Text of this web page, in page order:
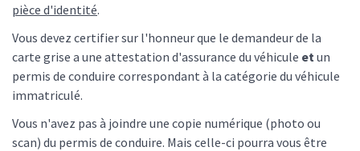
pièce d'identité.
Vous devez certifier sur l'honneur que le demandeur de la
carte grise a une attestation d'assurance du véhicule et un
permis de conduire correspondant à la catégorie du véhicule
immatriculé.
Vous n'avez pas à joindre une copie numérique (photo ou
scan) du permis de conduire. Mais celle-ci pourra vous être